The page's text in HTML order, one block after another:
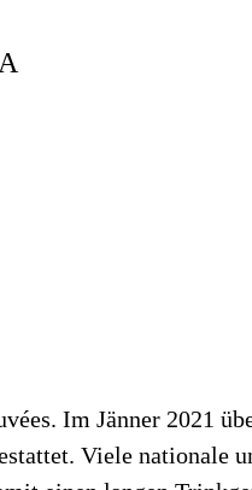
Im Jänner 2021
Viele nationale